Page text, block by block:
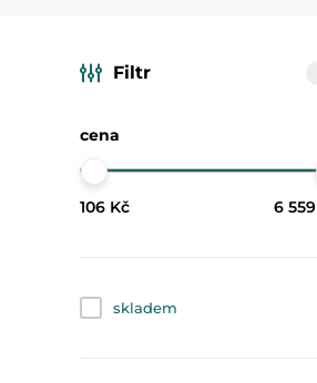
Filtr
cena
106 Kč 6
skladem